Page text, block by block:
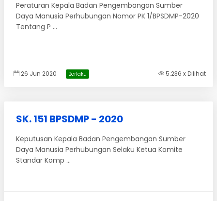
Peraturan Kepala Badan Pengembangan Sumber
Daya Manusia Perhubungan Nomor PK 1/BPSDMP-2020
Tentang P ...
26 Jun 2020 Berlaku 5.236 x Dilihat
SK. 151 BPSDMP - 2020
Keputusan Kepala Badan Pengembangan Sumber
Daya Manusia Perhubungan Selaku Ketua Komite
Standar Komp ...